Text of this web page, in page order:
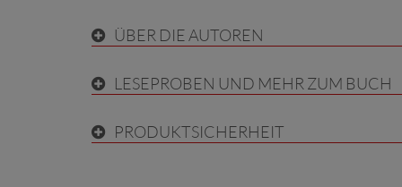
ÜBER DIE AUTOREN
LESEPROBEN UND MEHR ZUM BUCH
PRODUKTSICHERHEIT